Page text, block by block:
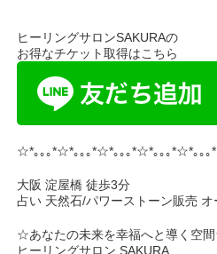
ヒーリングサロンSAKURAの
お得なチケット取得はこちら
☆*｡｡｡*☆*｡｡｡*☆*｡｡｡*☆*｡｡｡*☆*｡｡
大阪 淀屋橋 徒歩3分
占い 天然石/パワーストーン販売
☆あなたの未来を幸福へと導く空
ヒーリングサロン SAKURA